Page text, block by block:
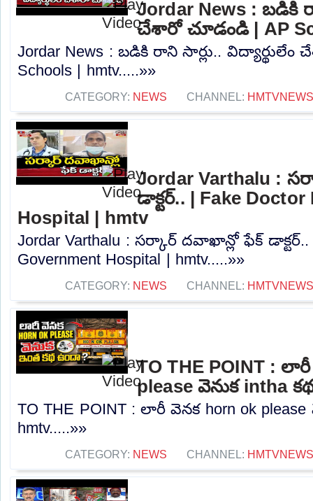
Jordar News : బడికి
చేశారో చూడండి | AP
Jordar News : బడికి రాని సార్లు..
Schools | hmtv.....»»
CATEGORY: NEWS CHANNEL: HMTVNEWS
Jordar Varthalu :
డాక్టర్.. | Fake
Hospital | hmtv
Jordar Varthalu : సర్కార్ దవాఖాన్లో ఫేక్ డాక్టర్..
Government Hospital | hmtv.....»»
CATEGORY: NEWS CHANNEL: HMTVNEWS
TO THE POINT :
please వెనుక intha
TO THE POINT : లారీ వెనక horn ok
hmtv.....»»
CATEGORY: NEWS CHANNEL: HMTVNEWS